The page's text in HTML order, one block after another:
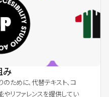
み
ために、代替テキスト、コ
やリファレンスを提供してい